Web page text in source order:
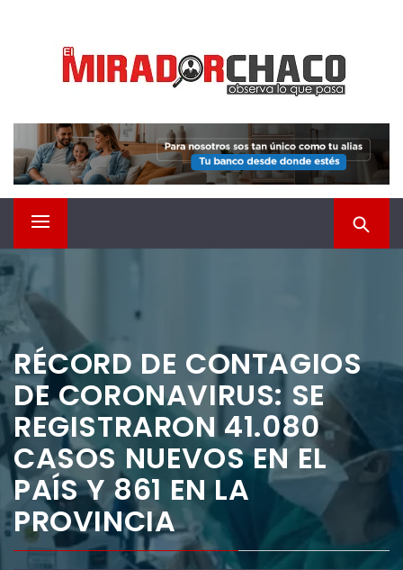
contenido
EL MIRADOR CHACO
Observá lo que pasa
Menú
RÉCORD DE CONTAGIOS
DE CORONAVIRUS: SE
REGISTRARON 41.080
CASOS NUEVOS EN EL
PAÍS Y 861 EN LA
PROVINCIA